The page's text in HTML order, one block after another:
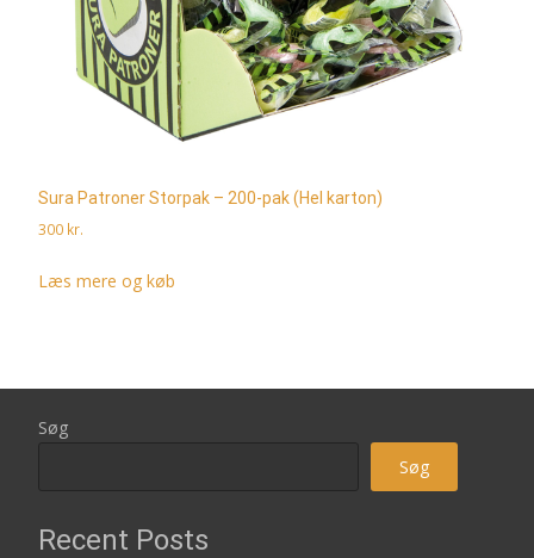
Sura Patroner Storpak – 200-pak (Hel karton)
300 kr.
Læs mere og køb
Søg
Søg
Recent Posts